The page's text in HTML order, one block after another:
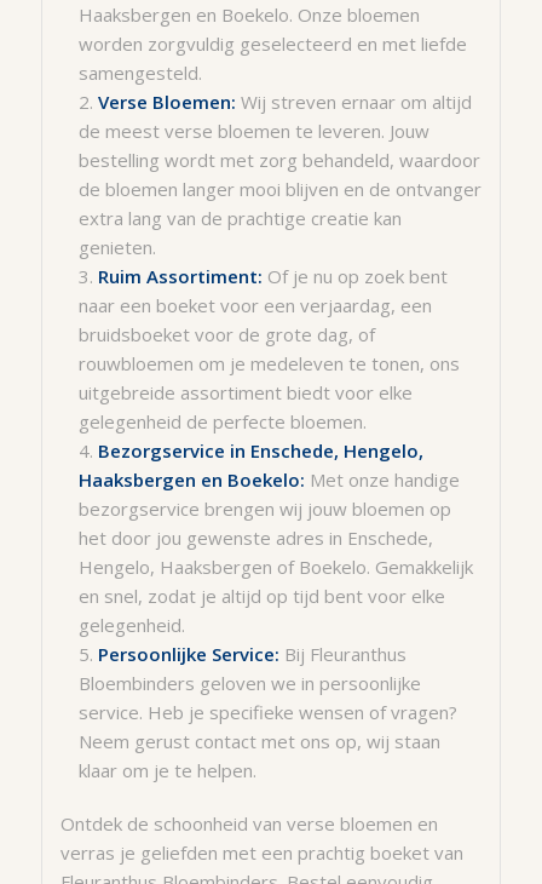
Haaksbergen en Boekelo. Onze bloemen
worden zorgvuldig geselecteerd en met liefde
samengesteld.
Verse Bloemen: Wij streven ernaar om altijd
de meest verse bloemen te leveren. Jouw
bestelling wordt met zorg behandeld, waardoor
de bloemen langer mooi blijven en de ontvanger
extra lang van de prachtige creatie kan
genieten.
Ruim Assortiment: Of je nu op zoek bent
naar een boeket voor een verjaardag, een
bruidsboeket voor de grote dag, of
rouwbloemen om je medeleven te tonen, ons
uitgebreide assortiment biedt voor elke
gelegenheid de perfecte bloemen.
Bezorgservice in Enschede, Hengelo,
Haaksbergen en Boekelo: Met onze handige
bezorgservice brengen wij jouw bloemen op
het door jou gewenste adres in Enschede,
Hengelo, Haaksbergen of Boekelo. Gemakkelijk
en snel, zodat je altijd op tijd bent voor elke
gelegenheid.
Persoonlijke Service: Bij Fleuranthus
Bloembinders geloven we in persoonlijke
service. Heb je specifieke wensen of vragen?
Neem gerust contact met ons op, wij staan
klaar om je te helpen.
Ontdek de schoonheid van verse bloemen en
verras je geliefden met een prachtig boeket van